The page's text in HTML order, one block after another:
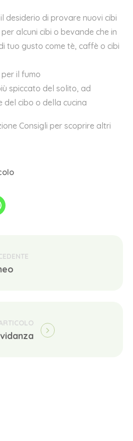
desiderio di provare nuovi cibi
alcuni cibi o bevande che in
tuo gusto come tè, caffè o cibi
il fumo
spiccato del solito, ad
del cibo o della cucina
Consigli per scoprire altri